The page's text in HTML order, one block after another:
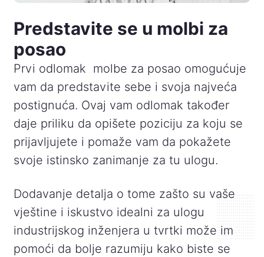
Predstavite se u molbi za
posao
Prvi odlomak molbe za posao omogućuje
vam da predstavite sebe i svoja najveća
postignuća. Ovaj vam odlomak također
daje priliku da opišete poziciju za koju se
prijavljujete i pomaže vam da pokažete
svoje istinsko zanimanje za tu ulogu.
Dodavanje detalja o tome zašto su vaše
vještine i iskustvo idealni za ulogu
industrijskog inženjera u tvrtki može im
pomoći da bolje razumiju kako biste se